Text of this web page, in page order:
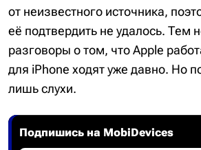
от неизвестного источника,
её подтвердить не удалось. Тем
разговоры о том, что Apple
для iPhone ходят уже давно. Но
лишь слухи.
Подпишись на MobiDevices